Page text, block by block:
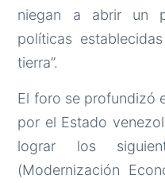
niegan a abrir un
políticas
tierra”.
El foro se profundizó
por el Estado
lograr los
(Modernización